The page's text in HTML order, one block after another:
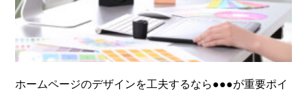
ホームページのデザインを工夫するなら●●●が重要ポイ